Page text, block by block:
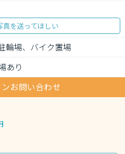
真を送ってほしい
輪場、バイク置場
あり
お問い合わせ